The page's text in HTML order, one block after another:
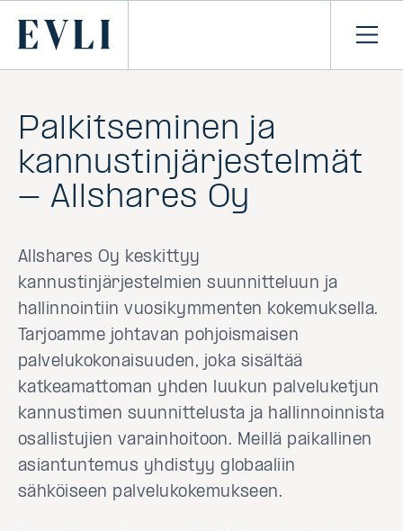
Primary
Avaa
Palkitseminen ja
kannustin­järjestelmät
- Allshares Oy
Allshares Oy keskittyy
kannustinjärjestelmien suunnitteluun ja
hallinnointiin vuosikymmenten kokemuksella.
Tarjoamme johtavan pohjoismaisen
palvelukokonaisuuden, joka sisältää
katkeamattoman yhden luukun palveluketjun
kannustimen suunnittelusta ja hallinnoinnista
osallistujien varainhoitoon. Meillä paikallinen
asiantuntemus yhdistyy globaaliin
sähköiseen palvelukokemukseen.